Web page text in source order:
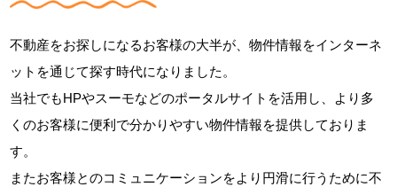
不動産をお探しになるお客様の大半が、物件情報をインターネ
ットを通じて探す時代になりました。
当社でもHPやスーモなどのポータルサイトを活用し、
より多
くのお客様に便利で分かりやすい物件情報を提供しておりま
す。
またお客様とのコミュニケーションをより円滑に行うために不